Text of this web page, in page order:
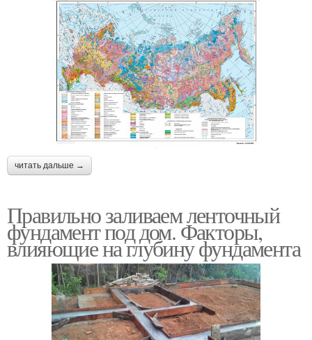
читать дальше →
Правильно заливаем ленточный
фундамент под дом. Факторы,
влияющие на глубину фундамента